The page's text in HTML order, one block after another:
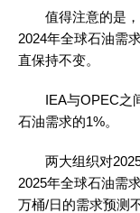
值得注意的是，
2024年全球石油需
直保持不变。
IEA与OPEC之间
石油需求的1%。
两大组织对2025
2025年全球石油需
万桶/日的需求预测